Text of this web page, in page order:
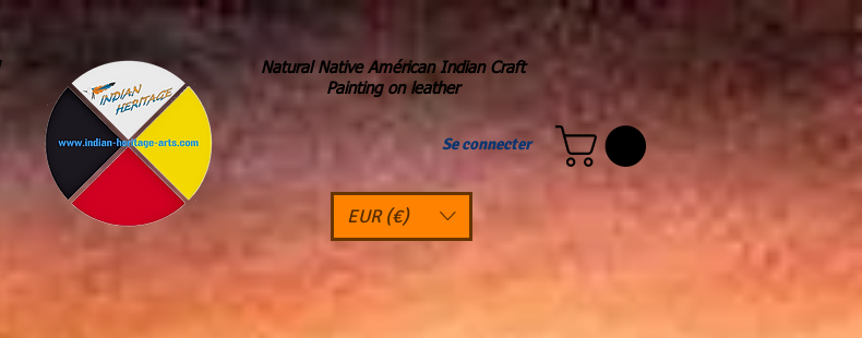
Natural Native Américan Indian Craft
Painting on leather
Se connecter
EUR (€)